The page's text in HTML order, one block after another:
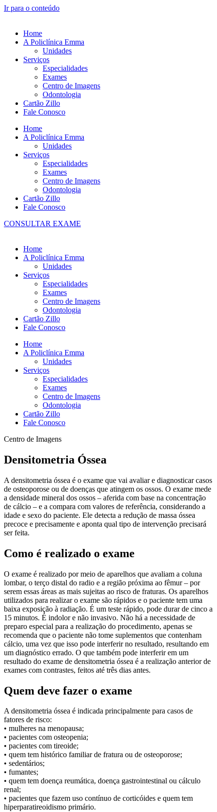
Ir para o conteúdo
Home
A Policlínica Emma
Unidades
Serviços
Especialidades
Exames
Centro de Imagens
Odontologia
Cartão Zillo
Fale Conosco
Home
A Policlínica Emma
Unidades
Serviços
Especialidades
Exames
Centro de Imagens
Odontologia
Cartão Zillo
Fale Conosco
CONSULTAR EXAME
Home
A Policlínica Emma
Unidades
Serviços
Especialidades
Exames
Centro de Imagens
Odontologia
Cartão Zillo
Fale Conosco
Home
A Policlínica Emma
Unidades
Serviços
Especialidades
Exames
Centro de Imagens
Odontologia
Cartão Zillo
Fale Conosco
Centro de Imagens
Densitometria Óssea
A densitometria óssea é o exame que vai avaliar e diagnosticar casos
de osteoporose ou de doenças que atingem os ossos. O exame mede
a densidade mineral dos ossos – aferida com base na concentração
de cálcio – e a compara com valores de referência, considerando a
idade e sexo do paciente. Ele detecta a redução de massa óssea
precoce e precisamente e aponta qual tipo de intervenção precisará
ser feita.
Como é realizado o exame
O exame é realizado por meio de aparelhos que avaliam a coluna
lombar, o terço distal do radio e a região próxima ao fêmur – por
serem essas áreas as mais sujeitas ao risco de fraturas. Os aparelhos
utilizados para realizar o exame são rápidos e o paciente tem uma
baixa exposição à radiação. É um teste rápido, pode durar de cinco a
15 minutos. É indolor e não invasivo. Não há a necessidade de
preparo especial para a realização do procedimento, apenas se
recomenda que o paciente não tome suplementos que contenham
cálcio, uma vez que isso pode interferir no resultado, resultando em
um diagnóstico errado. O que também pode interferir em um
resultado do exame de densitometria óssea é a realização anterior de
exames com contrastes, feitos até três dias antes.
Quem deve fazer o exame
A densitometria óssea é indicada principalmente para casos de
fatores de risco:
• mulheres na menopausa;
• pacientes com osteopenia;
• pacientes com tireoide;
• quem tem histórico familiar de fratura ou de osteoporose;
• sedentários;
• fumantes;
• quem tem doença reumática, doença gastrointestinal ou cálculo
renal;
• pacientes que fazem uso contínuo de corticóides e quem tem
hiperparatireoidismo primário.